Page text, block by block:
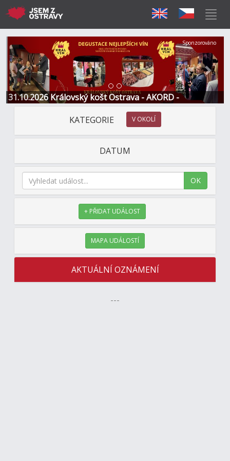
31.10.2026 Královský košt Ostrava - AKORD -
Restaurace a Hotel
Předchozí Další
Sponzorováno
KATEGORIE V OKOLÍ
DATUM
OK
+ PŘIDAT UDÁLOST
MAPA UDÁLOSTÍ
AKTUÁLNÍ OZNÁMENÍ
---